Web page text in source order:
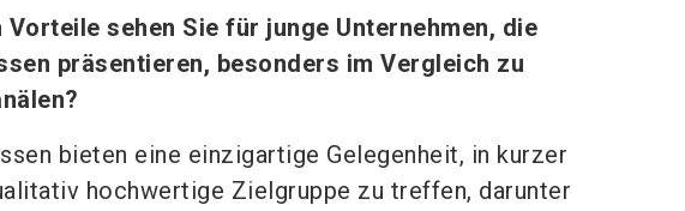
sehen Sie für junge Unternehmen, die
präsentieren, besonders im Vergleich zu
bieten eine einzigartige Gelegenheit, in kurzer
hochwertige Zielgruppe zu treffen, darunter